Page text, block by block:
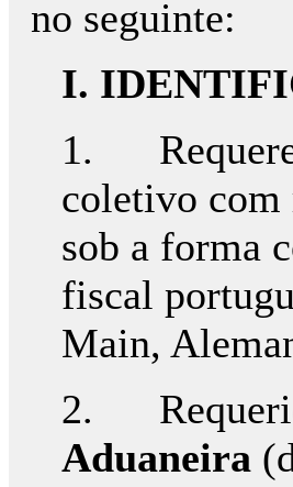
no seguinte:
I.
1.
coletivo com
sob a forma
fiscal
Main,
2.
Aduaneira